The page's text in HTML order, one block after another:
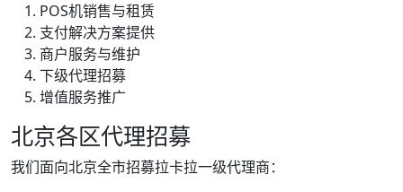
POS机销售与租赁
支付解决方案提供
商户服务与维护
下级代理招募
增值服务推广
北京各区代理招募
我们面向北京全市招募拉卡拉一级代理商：